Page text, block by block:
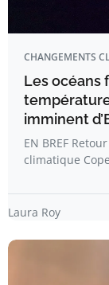
CHANGEMENTS
Les océans
imminent
EN BREF
climatique
Laura Roy